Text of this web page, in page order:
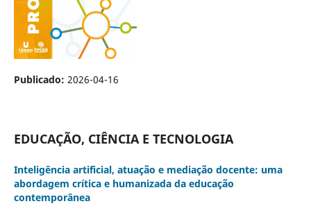
Publicado: 2026-04-16
EDUCAÇÃO, CIÊNCIA E TECNOLOGIA
Inteligência artificial, atuação e mediação docente: uma
abordagem crítica e humanizada da educação
contemporânea